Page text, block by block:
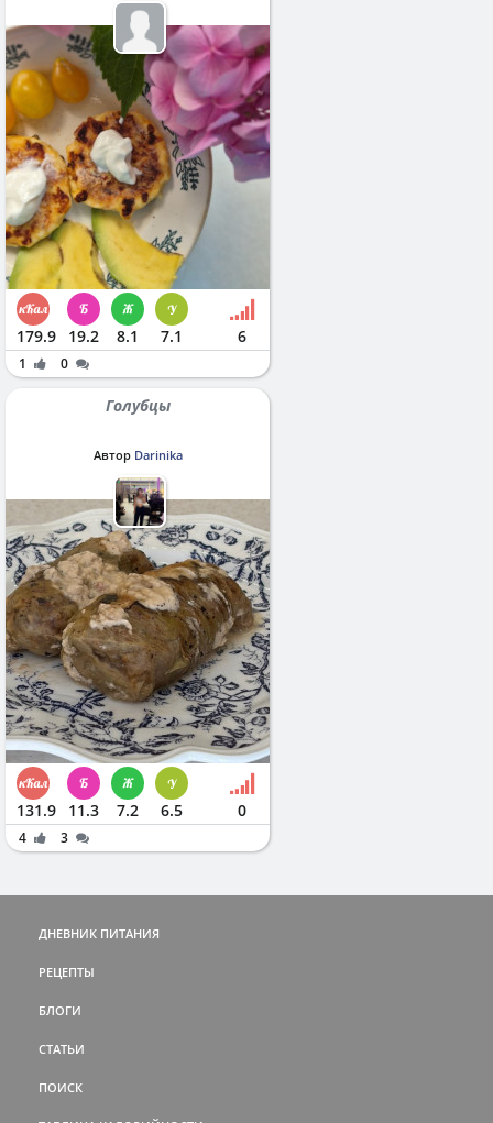
179.9 19.2 8.1 7.1 6
1 0
Голубцы
Автор Darinika
131.9 11.3 7.2 6.5 0
4 3
ДНЕВНИК ПИТАНИЯ
РЕЦЕПТЫ
БЛОГИ
СТАТЬИ
ПОИСК